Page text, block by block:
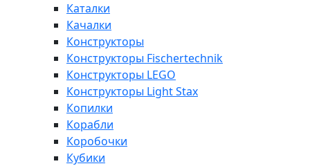
Каталки
Качалки
Конструкторы
Конструкторы Fisсhertechnik
Конструкторы LEGO
Конструкторы Light Stax
Копилки
Корабли
Коробочки
Кубики